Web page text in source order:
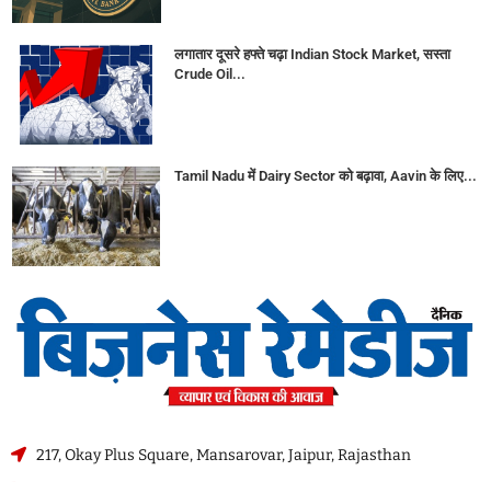
लगातार दूसरे हफ्ते चढ़ा Indian Stock Market, सस्ता
Crude Oil...
Tamil Nadu में Dairy Sector को बढ़ावा, Aavin के लिए...
217, Okay Plus Square, Mansarovar, Jaipur, Rajasthan